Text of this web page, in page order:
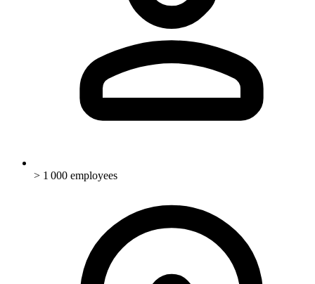
> 1 000 employees